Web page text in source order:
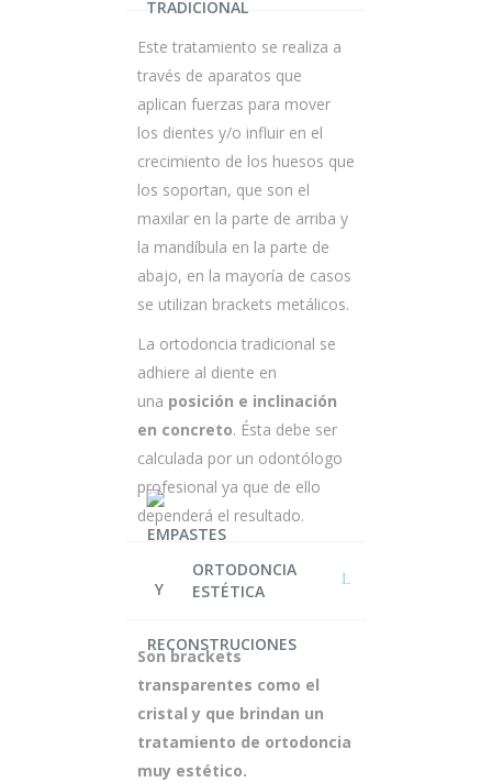
Este tratamiento se realiza a
través de aparatos que
aplican fuerzas para mover
los dientes y/o influir en el
crecimiento de los huesos que
los soportan, que son el
maxilar en la parte de arriba y
la mandíbula en la parte de
abajo, en la mayoría de casos
se utilizan brackets metálicos.
La ortodoncia tradicional se
adhiere al diente en
una posición e inclinación
en concreto. Ésta debe ser
calculada por un odontólogo
profesional ya que de ello
dependerá el resultado.
ORTODONCIA
ESTÉTICA
Son brackets
transparentes como el
cristal y que brindan un
tratamiento de ortodoncia
muy estético.